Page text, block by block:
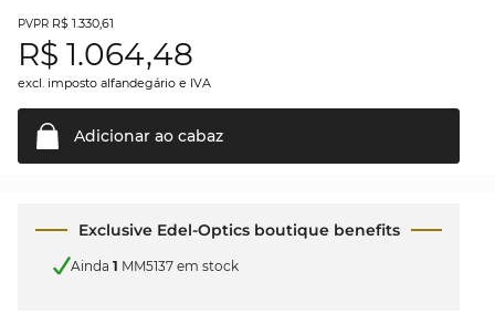
PVPR R$ 1.330,61
R$ 1.064,48
excl. imposto alfandegário e IVA
Adicionar ao cabaz
Exclusive Edel-Optics boutique benefits
Ainda 1 MM5137 em stock